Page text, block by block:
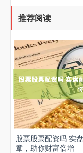
推荐阅读
股票股票配资吗 实
章，助你财富倍增